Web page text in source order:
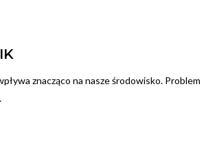
znacząco na nasze środowisko. Problem